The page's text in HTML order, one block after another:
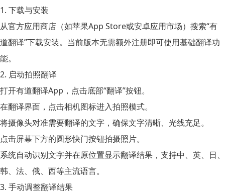
1. 下载与安装
从官方应用商店（如苹果App Store或安卓应用市场）搜索“有
道翻译”下载安装。当前版本无需额外注册即可使用基础翻译功
能。
2. 启动拍照翻译
打开有道翻译App，点击底部“翻译”按钮。
在翻译界面，点击相机图标进入拍照模式。
将摄像头对准需要翻译的文字，确保文字清晰、光线充足。
点击屏幕下方的圆形快门按钮拍摄照片。
系统自动识别文字并在原位置显示翻译结果，支持中、英、日、
韩、法、俄、西等主流语言。
3. 手动调整翻译结果